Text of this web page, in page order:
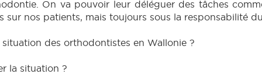
On va pouvoir leur déléguer des tâches
sur nos patients, mais toujours sous la responsabilité
des orthodontistes en Wallonie ?
la situation ?